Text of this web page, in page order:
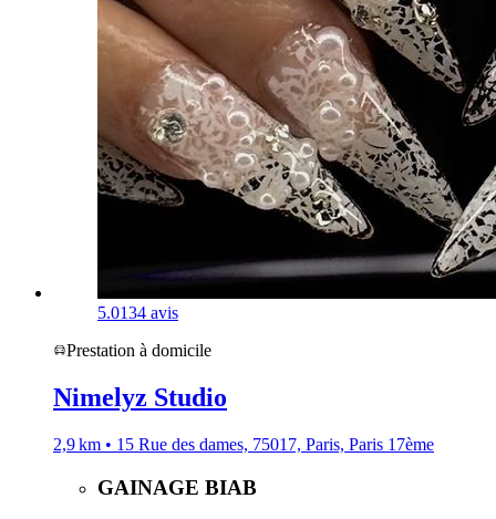
5.0134 avis
Prestation à domicile
Nimelyz Studio
2,9 km • 15 Rue des dames, 75017, Paris, Paris 17ème
GAINAGE BIAB